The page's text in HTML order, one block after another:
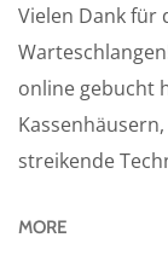
Vielen Dank für
online gebucht
streikende
MORE